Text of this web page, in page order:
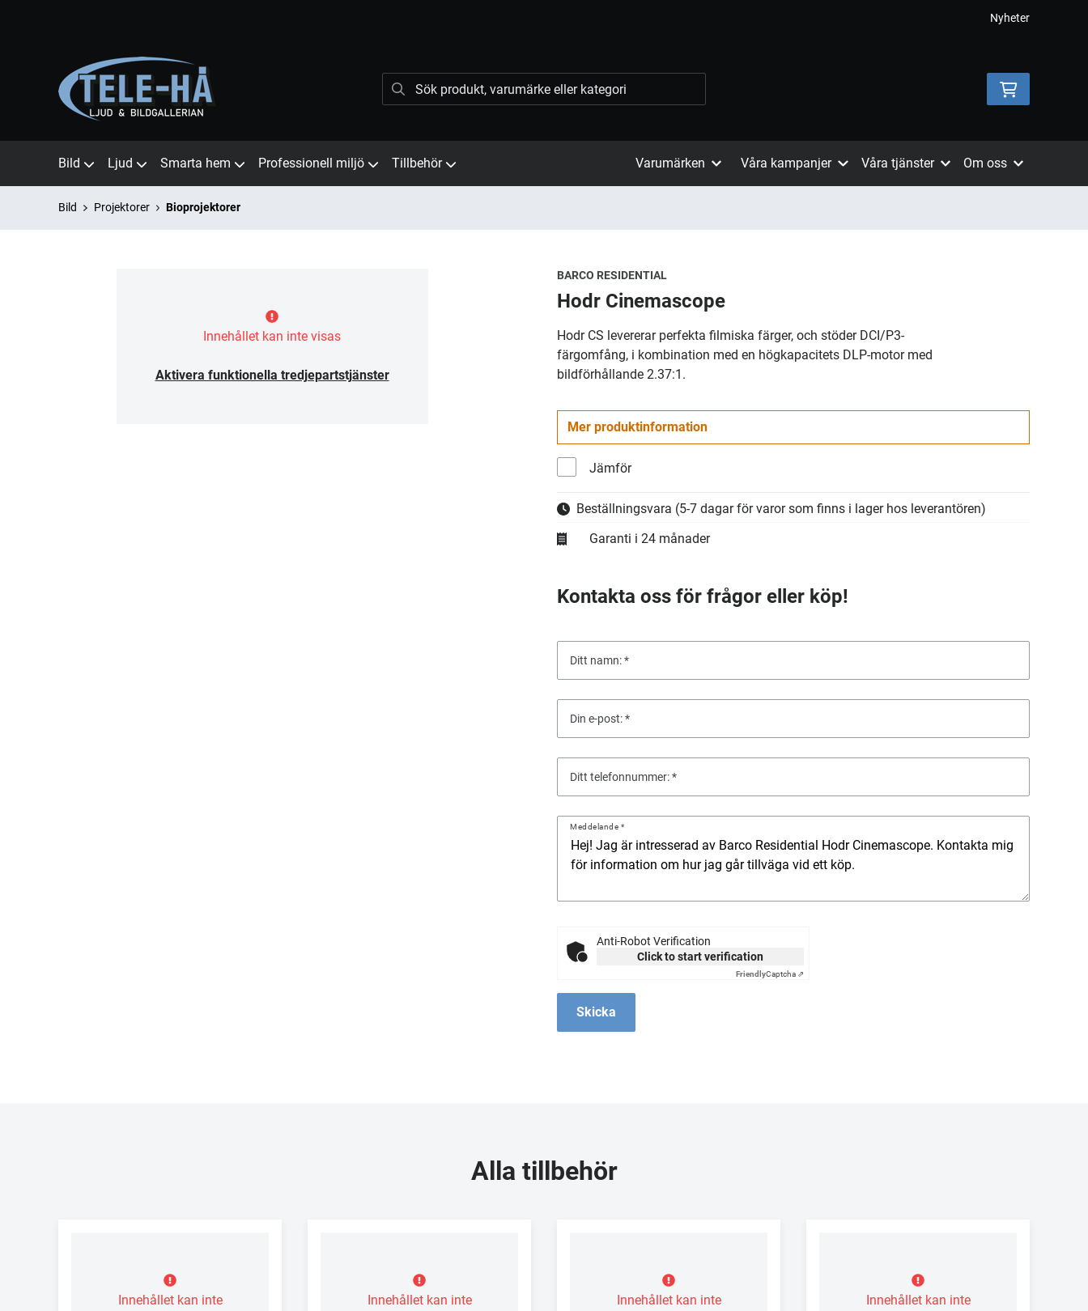
Nyheter
Bild Ljud Smarta hem Professionell miljö Tillbehör Varumärken Våra kampanjer Våra tjänster Om oss
Bild Projektorer Bioprojektorer
Innehållet kan inte visas
Aktivera funktionella tredjepartstjänster
BARCO RESIDENTIAL
Hodr Cinemascope
Hodr CS levererar perfekta filmiska färger, och stöder DCI/P3-
färgomfång, i kombination med en högkapacitets DLP-motor med
bildförhållande 2.37:1.
Mer produktinformation
Jämför
Beställningsvara (5-7 dagar för varor som finns i lager hos leverantören)
Garanti i 24 månader
Kontakta oss för frågor eller köp!
Ditt namn:
Din e-post:
Ditt telefonnummer:
Meddelande
Anti-Robot Verification
Click to start verification
FriendlyCaptcha ⇗
Skicka
Alla tillbehör
Innehållet kan inte
Innehållet kan inte
Innehållet kan inte
Innehållet kan inte